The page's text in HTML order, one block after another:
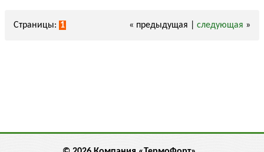
« предыдущая | следующая »
Страницы: 1